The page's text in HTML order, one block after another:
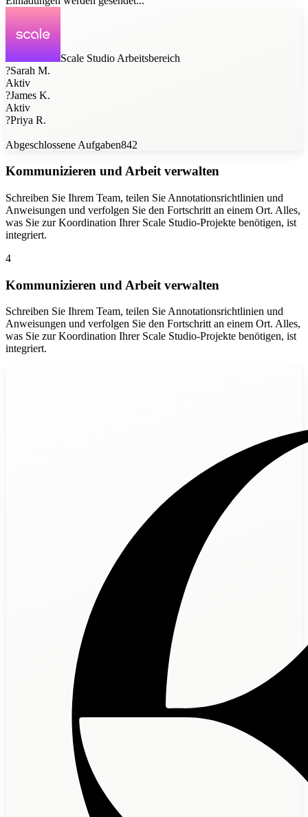
Scale Studio Arbeitsbereich
?Sarah M.
Aktiv
?James K.
Aktiv
?Priya R.
Abgeschlossene Aufgaben842
Kommunizieren und Arbeit verwalten
Schreiben Sie Ihrem Team, teilen Sie Annotationsrichtlinien und
Anweisungen und verfolgen Sie den Fortschritt an einem Ort. Alles,
was Sie zur Koordination Ihrer Scale Studio-Projekte benötigen, ist
integriert.
4
Kommunizieren und Arbeit verwalten
Schreiben Sie Ihrem Team, teilen Sie Annotationsrichtlinien und
Anweisungen und verfolgen Sie den Fortschritt an einem Ort. Alles,
was Sie zur Koordination Ihrer Scale Studio-Projekte benötigen, ist
integriert.